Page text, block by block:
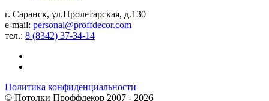
г. Саранск, ул.Пролетарская, д.130
e-mail: personal@proffdecor.com
тел.: 8 (8342) 37-34-14
Политика конфиденциальности
© Потолки Проффдекор 2007 - 2026